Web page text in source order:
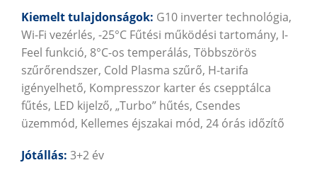
Kiemelt tulajdonságok: G10 inverter technológia,
Wi-Fi vezérlés, -25°C Fűtési működési tartomány, I-
Feel funkció, 8°C-os temperálás, Többszörös
szűrőrendszer, Cold Plasma szűrő, H-tarifa
igényelhető, Kompresszor karter és csepptálca
fűtés, LED kijelző, „Turbo” hűtés, Csendes
üzemmód, Kellemes éjszakai mód, 24 órás időzítő
Jótállás: 3+2 év